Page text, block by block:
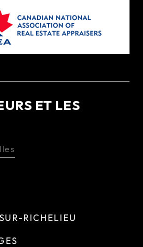
ET LES
RICHELIEU